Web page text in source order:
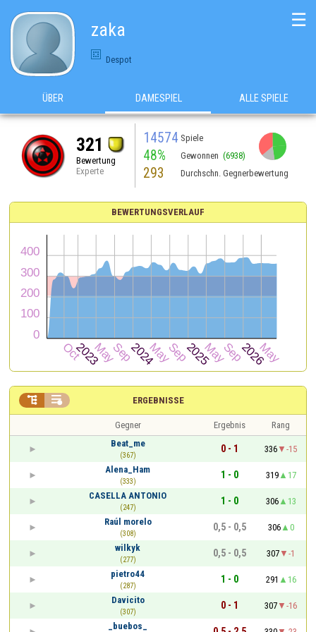
zaka
Despot
☰
ÜBER DAMESPIEL ALLE SPIELE
321
Bewertung
Experte
14574 Spiele
48% Gewonnen (6938)
293 Durchschn. Gegnerbewertung
BEWERTUNGSVERLAUF
ERGEBNISSE
 
Gegner Ergebnis
Rang
Beat_me
(367)
0 - 1 336
-15
Alena_Ham
(333)
1 - 0 319
17
CASELLA ANTONIO
(247)
1 - 0 306
13
Raúl morelo
(308)
0,5 - 0,5 306
0
wilkyk
(277)
0,5 - 0,5 307
-1
pietro44
(287)
1 - 0 291
16
Davicito
(307)
0 - 1 307
-16
_buebos_